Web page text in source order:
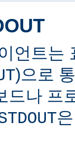
언트는
)으로
드나 프